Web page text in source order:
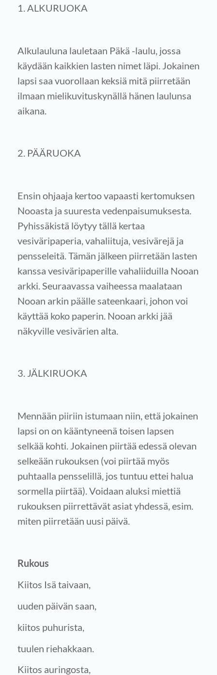
1. ALKURUOKA
Alkulauluna lauletaan Päkä -laulu, jossa
käydään kaikkien lasten nimet läpi. Jokainen
lapsi saa vuorollaan keksiä mitä piirretään
ilmaan mielikuvituskynällä hänen laulunsa
aikana.
2. PÄÄRUOKA
Ensin ohjaaja kertoo vapaasti kertomuksen
Nooasta ja suuresta vedenpaisumuksesta.
Pyhissäkistä löytyy tällä kertaa
vesiväripaperia, vahaliituja, vesivärejä ja
pensseleitä. Tämän jälkeen piirretään lasten
kanssa vesiväripaperille vahaliiduilla Nooan
arkki. Seuraavassa vaiheessa maalataan
Nooan arkin päälle sateenkaari, johon voi
käyttää koko paperin. Nooan arkki jää
näkyville vesivärien alta.
3. JÄLKIRUOKA
Mennään piiriin istumaan niin, että jokainen
lapsi on on kääntyneenä toisen lapsen
selkää kohti. Jokainen piirtää edessä olevan
selkeään rukouksen (voi piirtää myös
puhtaalla pensselillä, jos tuntuu ettei halua
sormella piirtää). Voidaan aluksi miettiä
rukouksen piirrettävät asiat yhdessä, esim.
miten piirretään uusi päivä.
Rukous
Kiitos Isä taivaan,
uuden päivän saan,
kiitos puhurista,
tuulen riehakkaan.
Kiitos auringosta,